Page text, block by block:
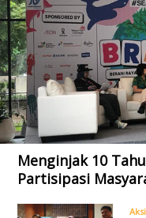
Menginjak 10
Partisipasi
Aksi